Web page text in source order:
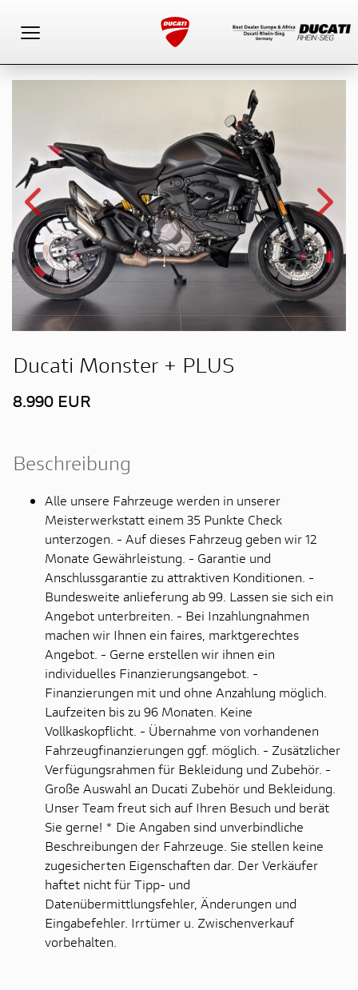
Ducati Monster + PLUS
8.990 EUR
Beschreibung
Alle unsere Fahrzeuge werden in unserer
Meisterwerkstatt einem 35 Punkte Check
unterzogen. - Auf dieses Fahrzeug geben wir 12
Monate Gewährleistung. - Garantie und
Anschlussgarantie zu attraktiven Konditionen. -
Bundesweite anlieferung ab 99. Lassen sie sich ein
Angebot unterbreiten. - Bei Inzahlungnahmen
machen wir Ihnen ein faires, marktgerechtes
Angebot. - Gerne erstellen wir ihnen ein
individuelles Finanzierungsangebot. -
Finanzierungen mit und ohne Anzahlung möglich.
Laufzeiten bis zu 96 Monaten. Keine
Vollkaskopflicht. - Übernahme von vorhandenen
Fahrzeugfinanzierungen ggf. möglich. - Zusätzlicher
Verfügungsrahmen für Bekleidung und Zubehör. -
Große Auswahl an Ducati Zubehör und Bekleidung.
Unser Team freut sich auf Ihren Besuch und berät
Sie gerne! * Die Angaben sind unverbindliche
Beschreibungen der Fahrzeuge. Sie stellen keine
zugesicherten Eigenschaften dar. Der Verkäufer
haftet nicht für Tipp- und
Datenübermittlungsfehler, Änderungen und
Eingabefehler. Irrtümer u. Zwischenverkauf
vorbehalten.